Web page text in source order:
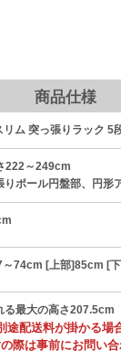
商品仕様
ム 突っ張りラック 5
222～249cm
ポール円盤部、円形
～74cm [上部]85cm [
る最大の高さ207.5cm
途配送料が掛かる場
際は事前にお問い合